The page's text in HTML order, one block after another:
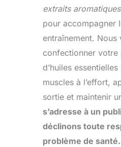
extraits
pour accompagner
entraînement. Nous
confectionner votre
d’huiles
muscles à l’effort,
sortie et maintenir
s’adresse à un
déclinons toute
problème de